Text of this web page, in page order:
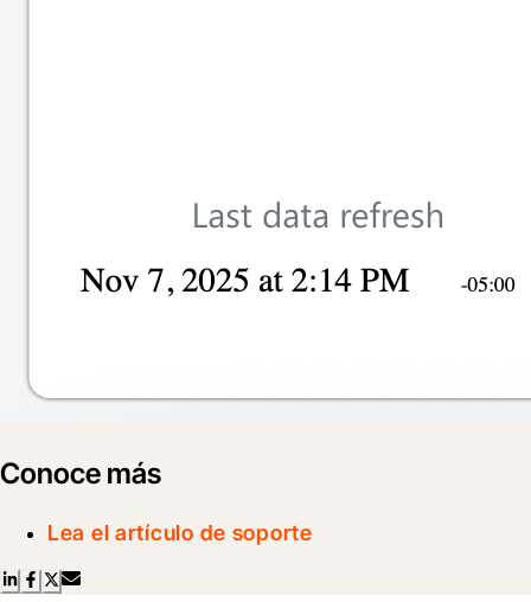
Conoce más
Lea el artículo de soporte